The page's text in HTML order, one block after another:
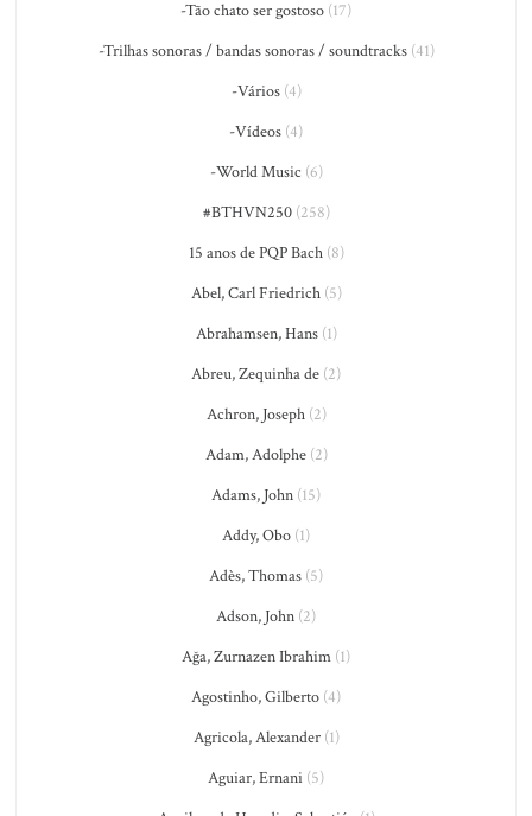
-Tão chato ser gostoso (17)
-Trilhas sonoras / bandas sonoras / soundtracks(41)
-Vários(4)
-Vídeos (4)
-World Music (6)
#BTHVN250(258)
15 anos de PQP Bach(8)
Abel, Carl Friedrich(5)
Abrahamsen, Hans(1)
Abreu, Zequinha de (2)
Achron, Joseph(2)
Adam, Adolphe(2)
Adams, John (15)
Addy, Obo (1)
Adès, Thomas (5)
Adson, John (2)
Ağa, Zurnazen Ibrahim (1)
Agostinho, Gilberto (4)
Agricola, Alexander(1)
Aguiar, Ernani (5)